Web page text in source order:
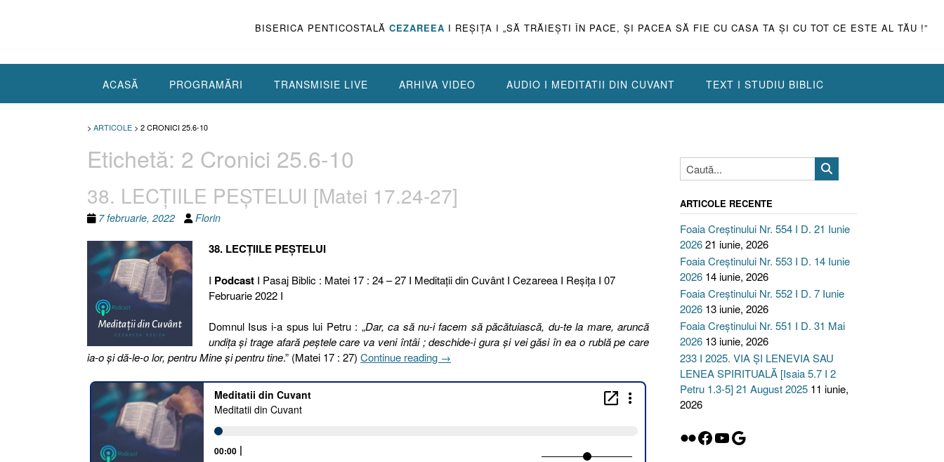
BISERICA PENTICOSTALĂ CEZAREEA I REŞIŢA I „SĂ TRĂIEŞTI ÎN PACE, ŞI PACEA SĂ FIE CU CASA TA ŞI CU TOT CE ESTE AL TĂU !”
ACASĂ PROGRAMĂRI TRANSMISIE LIVE ARHIVA VIDEO AUDIO I MEDITATII DIN CUVANT TEXT I STUDIU BIBLIC
> ARTICOLE > 2 CRONICI 25.6-10
Etichetă: 2 Cronici 25.6-10
38. LECŢIILE PEŞTELUI [Matei 17.24-27]
7 februarie, 2022 Florin
38. LECŢIILE PEŞTELUI
I PodcastI Pasaj Biblic : Matei 17 : 24 – 27 I Meditaţii din Cuvânt I Cezareea I Reşiţa I 07
Februarie 2022 I
Domnul Isus i-a spus lui Petru : „Dar, ca să nu-i facem să păcătuiască, du-te la mare, aruncă
undiţa şi trage afară peştele care va veni întâi ; deschide-i gura şi vei găsi în ea o rublă pe care
ia-o şi dă-le-o lor, pentru Mine şi pentru tine.” (Matei 17 : 27) Continue reading „38.
PEŞTELUI
→
ARTICOLE RECENTE
Foaia Creștinului Nr. 554 I D. 21 Iunie
202621 iunie, 2026
Foaia Creștinului Nr. 553 I D. 14 Iunie
2026 14 iunie, 2026
Foaia Creștinului Nr. 552 I D. 7 Iunie
2026 13 iunie, 2026
Foaia Creștinului Nr. 551 I D. 31 Mai
2026 13 iunie, 2026
233 I 2025. VIA ȘI LENEVIA SAU
LENEA SPIRITUALĂ [Isaia 5.7 I 2
Petru 1.3-5] 21 August 2025 11 iunie,
2026
Flickr
Facebook
YouTube
Google